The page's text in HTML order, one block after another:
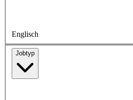
Englisch
Jobtyp